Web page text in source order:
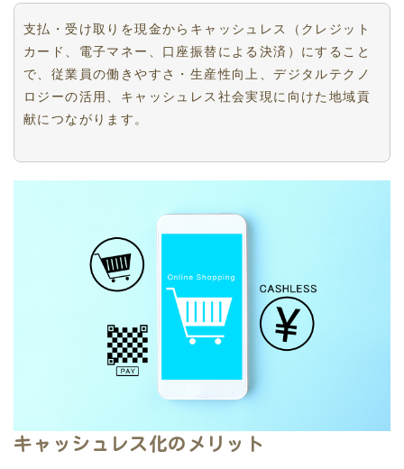
支払・受け取りを現金からキャッシュレス（クレジット
カード、電子マネー、口座振替による決済）にすること
で、従業員の働きやすさ・生産性向上、デジタルテクノ
ロジーの活用、キャッシュレス社会実現に向けた地域貢
献につながります。
キャッシュレス化のメリット